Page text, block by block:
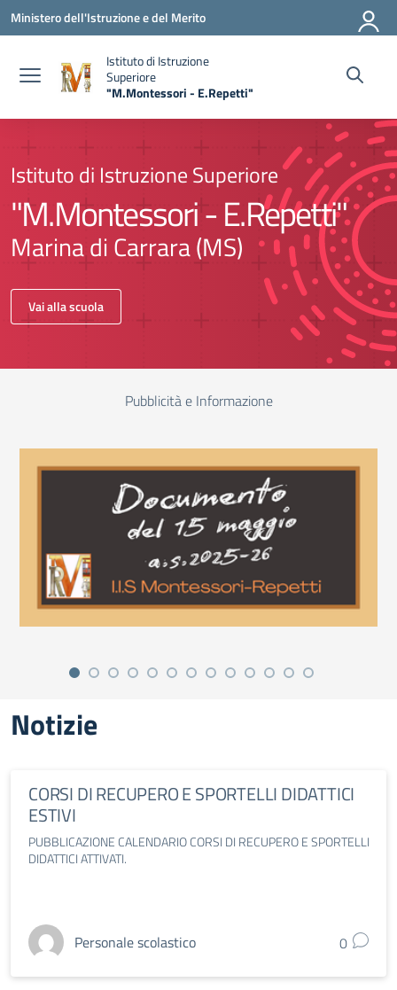
Vai ai contenuti
Vai al menu di navigazione
Vai al footer
Ministero dell'Istruzione e del Merito
Istituto di Istruzione
Superiore
"M.Montessori - E.Repetti"
Istituto di Istruzione Superiore
"M.Montessori - E.Repetti"
Marina di Carrara (MS)
Vai alla scuola
Pubblicità e Informazione
Notizie
CORSI DI RECUPERO E SPORTELLI DIDATTICI
ESTIVI
PUBBLICAZIONE CALENDARIO CORSI DI RECUPERO E SPORTELLI
DIDATTICI ATTIVATI.
Personale scolastico 0